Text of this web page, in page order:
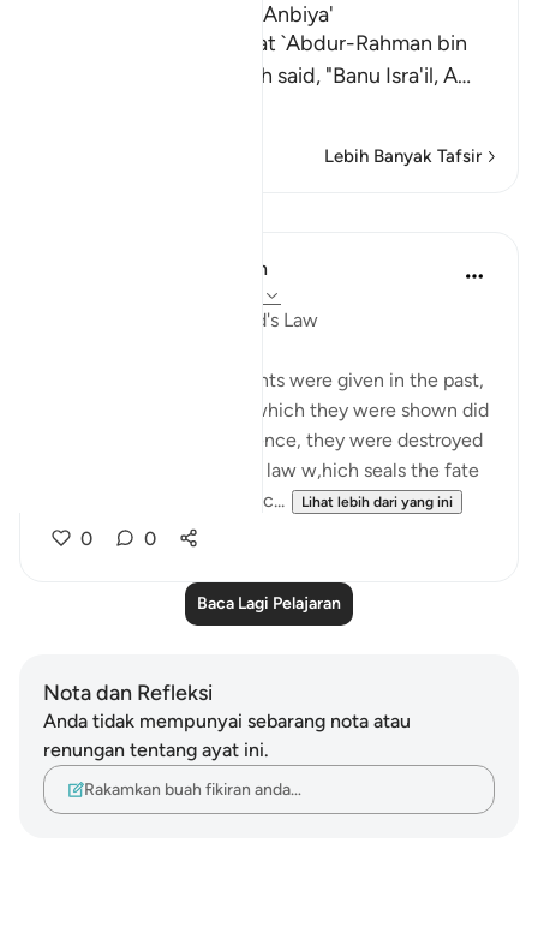
The Virtues of Surat Al-Anbiya'
Al-Bukhari recorded that `Abdur-Rahman bin
Yazid said that `Abdullah said, "Banu Isra'il, A…
Lebih Banyak Tafsir
In the Shade of the Quran
Miraculous Signs and God's Law
Miraculous signs and events were given in the past,
but the communities to which they were shown did
not believe as a result. Hence, they were destroyed
in accordance with God's law w,hich seals the fate
of any community which c...
Lihat lebih dari yang ini
0 0
Baca Lagi Pelajaran
Nota dan Refleksi
Anda tidak mempunyai sebarang nota atau
renungan tentang ayat ini.
Rakamkan buah fikiran anda…